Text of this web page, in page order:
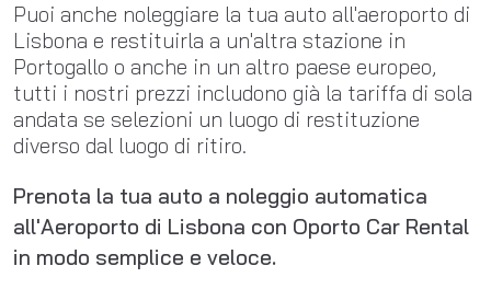
Puoi anche noleggiare la tua auto all'aeroporto di
Lisbona e restituirla a un'altra stazione in
Portogallo o anche in un altro paese europeo,
tutti i nostri prezzi includono già la tariffa di sola
andata se selezioni un luogo di restituzione
diverso dal luogo di ritiro.
Prenota la tua auto a noleggio automatica
all'Aeroporto di Lisbona con Oporto Car Rental
in modo semplice e veloce.